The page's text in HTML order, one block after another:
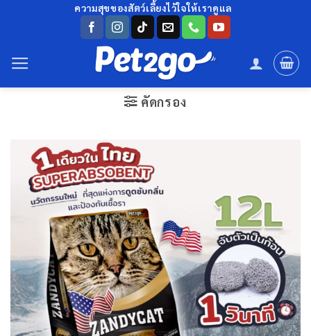
เนื้อหา
ความสุขของสัตว์เลี้ยงไว้ใจให้เราดูแล
คัดกรอง